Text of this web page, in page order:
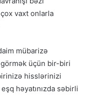
vaxt onlarla
mübarizə
görmək üçün bir-biri
hisslərinizi
həyatınızda səbirli